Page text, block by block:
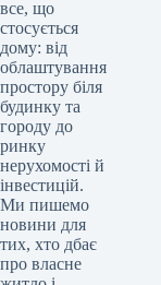
все, що
стосується
дому: від
облаштування
простору біля
будинку та
городу до
ринку
нерухомості й
інвестицій.
Ми пишемо
новини для
тих, хто дбає
про власне